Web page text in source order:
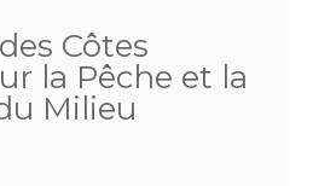
Côtes
la Pêche et la
Milieu